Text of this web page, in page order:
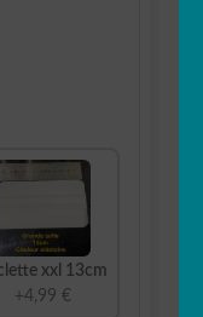
xxl 13cm
+4,99 €